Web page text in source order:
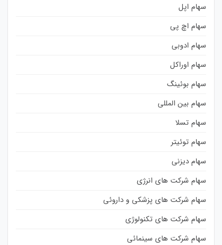
سهام اپل
سهام اچ پی
سهام ادوبی
سهام اوراکل
سهام بوئینگ
سهام بین المللی
سهام تسلا
سهام توئیتر
سهام دیزنی
سهام شرکت های انرژی
سهام شرکت های پزشکی و داروئی
سهام شرکت های تکنولوژی
سهام شرکت های سینمائی